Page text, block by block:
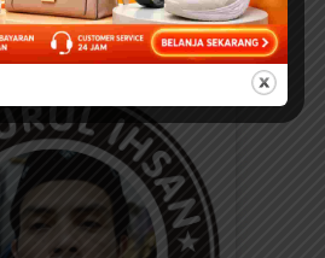
BACA, DOWNLOAD, DAN
PRINT DI SINI